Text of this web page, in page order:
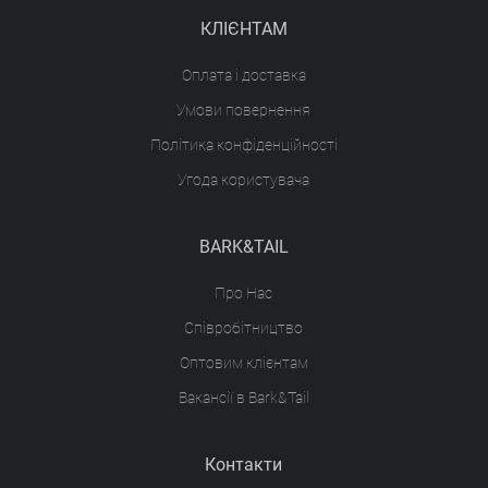
КЛІЄНТАМ
Оплата і доставка
Умови повернення
Політика конфіденційності
Угода користувача
BARK&TAIL
Про Нас
Співробітництво
Оптовим клієнтам
Вакансії в Bark&Tail
Контакти